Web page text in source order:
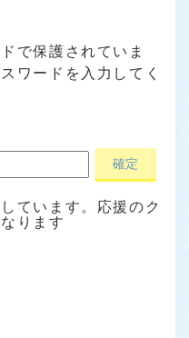
で保護されていま
ワードを入力してく
ています。応援のク
ります